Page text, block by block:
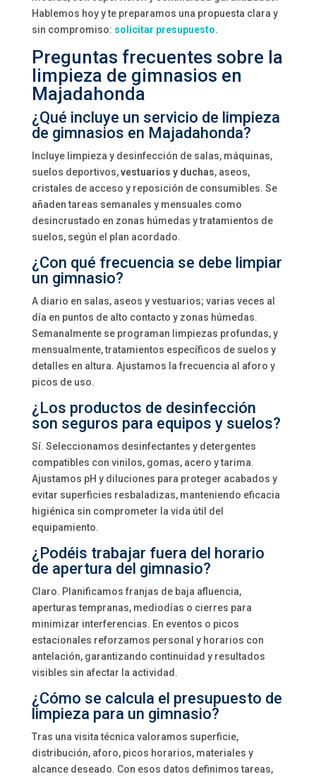
Hablemos hoy y te preparamos una propuesta clara y
sin compromiso: solicitar presupuesto.
Preguntas frecuentes sobre la
limpieza de gimnasios en
Majadahonda
¿Qué incluye un servicio de limpieza
de gimnasios en Majadahonda?
Incluye limpieza y desinfección de salas, máquinas,
suelos deportivos,vestuarios y duchas, aseos,
cristales de acceso y reposición de consumibles. Se
añaden tareas semanales y mensuales como
desincrustado en zonas húmedas y tratamientos de
suelos, según el plan acordado.
¿Con qué frecuencia se debe limpiar
un gimnasio?
A diario en salas, aseos y vestuarios; varias veces al
día en puntos de alto contacto y zonas húmedas.
Semanalmente se programan limpiezas profundas, y
mensualmente, tratamientos específicos de suelos y
detalles en altura. Ajustamos la frecuencia al aforo y
picos de uso.
¿Los productos de desinfección
son seguros para equipos y suelos?
Sí. Seleccionamos desinfectantes y detergentes
compatibles con vinilos, gomas, acero y tarima.
Ajustamos pH y diluciones para proteger acabados y
evitar superficies resbaladizas, manteniendo eficacia
higiénica sin comprometer la vida útil del
equipamiento.
¿Podéis trabajar fuera del horario
de apertura del gimnasio?
Claro. Planificamos franjas de baja afluencia,
aperturas tempranas, mediodías o cierres para
minimizar interferencias. En eventos o picos
estacionales reforzamos personal y horarios con
antelación, garantizando continuidad y resultados
visibles sin afectar la actividad.
¿Cómo se calcula el presupuesto de
limpieza para un gimnasio?
Tras una visita técnica valoramos superficie,
distribución, aforo, picos horarios, materiales y
alcance deseado. Con esos datos definimos tareas,